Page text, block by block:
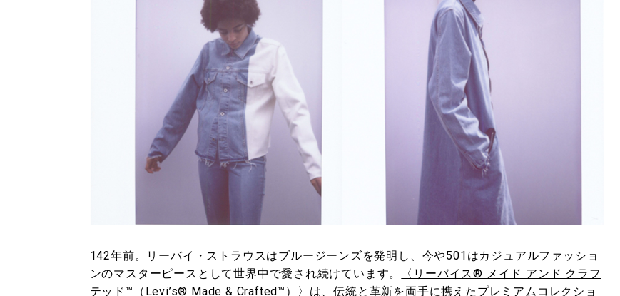
142年前。リーバイ・ストラウスはブルージーンズを発明し、今や501はカジュアルファッショ
ンのマスターピースとして世界中で愛され続けています。
〈リーバイス® メイド アンド クラフ
テッド™（Levi’s® Made & Crafted™）〉 は、伝統と革新を両手に携えたプレミアムコレクショ